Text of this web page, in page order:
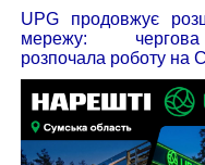
UPG продовжує
мережу:
розпочала роботу на